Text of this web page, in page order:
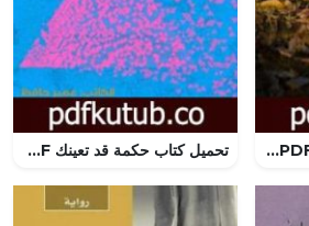
تحميل كتاب رياض الفِكر PDF تأليف أحمد النجار مجانا [كامل] تحميل كتاب حكمة قد تعينك PDF تأليف عمير حافظ مجانا [كامل]